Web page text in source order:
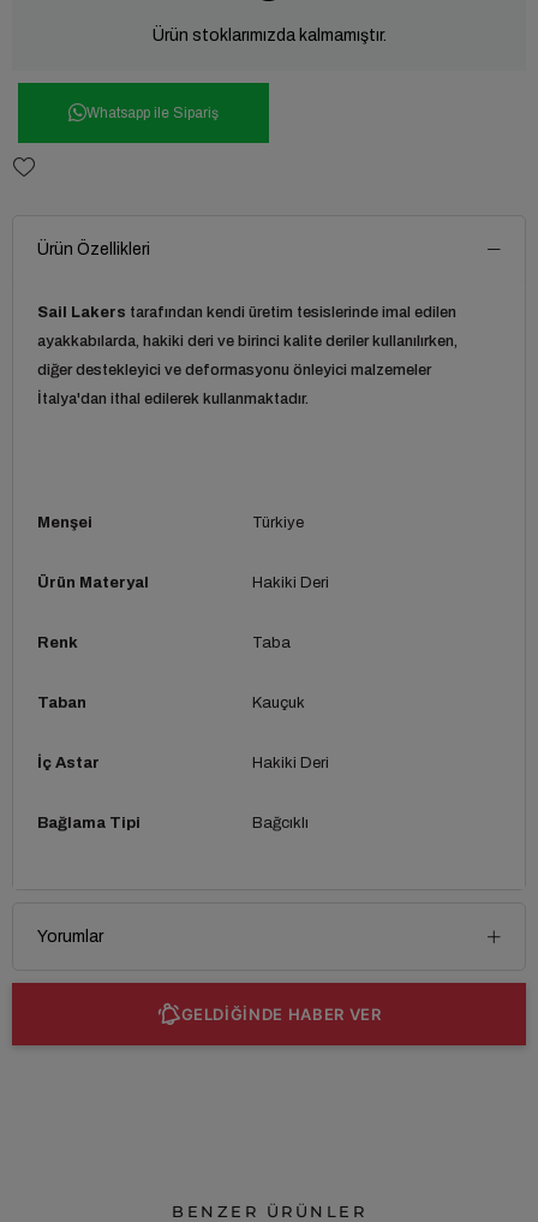
Ürün stoklarımızda kalmamıştır.
Whatsapp ile Sipariş
Ürün Özellikleri
Sail Lakers tarafından kendi üretim tesislerinde imal edilen
ayakkabılarda, hakiki deri ve birinci kalite deriler kullanılırken,
diğer destekleyici ve deformasyonu önleyici malzemeler
İtalya'dan ithal edilerek kullanmaktadır.
Menşei Türkiye
Ürün Materyal Hakiki Deri
Renk Taba
Taban Kauçuk
İç Astar Hakiki Deri
Bağlama Tipi Bağcıklı
Yorumlar
GELDİĞİNDE HABER VER
BENZER ÜRÜNLER